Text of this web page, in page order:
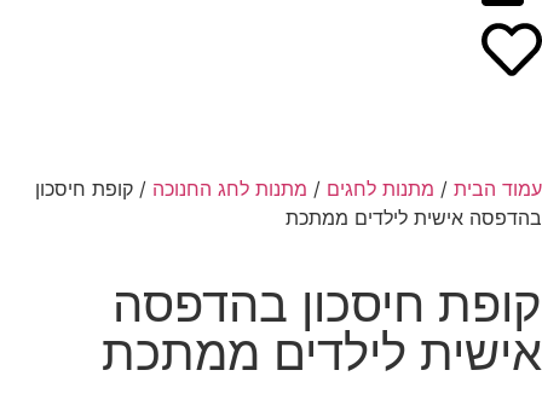
עמוד הבית / מתנות לחגים / מתנות לחג החנוכה / קופת חיסכון
בהדפסה אישית לילדים ממתכת
קופת חיסכון בהדפסה
אישית לילדים ממתכת